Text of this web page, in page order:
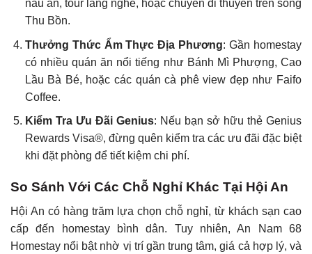
nấu ăn, tour làng nghề, hoặc chuyến đi thuyền trên sông
Thu Bồn.
Thưởng Thức Ẩm Thực Địa Phương: Gần homestay
có nhiều quán ăn nổi tiếng như Bánh Mì Phượng, Cao
Lầu Bà Bé, hoặc các quán cà phê view đẹp như Faifo
Coffee.
Kiểm Tra Ưu Đãi Genius: Nếu bạn sở hữu thẻ Genius
Rewards Visa®, đừng quên kiểm tra các ưu đãi đặc biệt
khi đặt phòng để tiết kiệm chi phí.
So Sánh Với Các Chỗ Nghỉ Khác Tại Hội An
Hội An có hàng trăm lựa chọn chỗ nghỉ, từ khách sạn cao
cấp đến homestay bình dân. Tuy nhiên, An Nam 68
Homestay nổi bật nhờ vị trí gần trung tâm, giá cả hợp lý, và